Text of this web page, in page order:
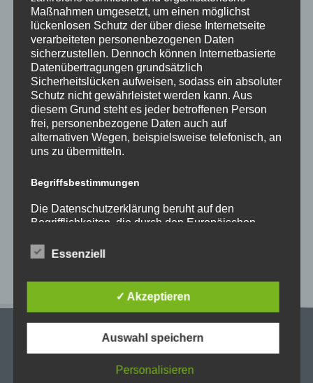
Maßnahmen umgesetzt, um einen möglichst
lückenlosen Schutz der über diese Internetseite
verarbeiteten personenbezogenen Daten
sicherzustellen. Dennoch können Internetbasierte
Datenübertragungen grundsätzlich
Sicherheitslücken aufweisen, sodass ein absoluter
Schutz nicht gewährleistet werden kann. Aus
diesem Grund steht es jeder betroffenen Person
frei, personenbezogene Daten auch auf
alternativen Wegen, beispielsweise telefonisch, an
uns zu übermitteln.
Begriffsbestimmungen
Die Datenschutzerklärung beruht auf den
Begrifflichkeiten, die durch den Europäischen
der Datenschutz-Grundverordnung (DS-GVO)
unsere Kunden und Geschäftspartner einfach
lesbar und verständlich sein. Um dies zu
gewährleisten, möchten wir vorab die verwendeten
Begrifflichkeiten erläutern.
unter anderem die folgenden Begriffe:
Essenziell
✓ Akzeptieren
Auswahl speichern
Personalisieren